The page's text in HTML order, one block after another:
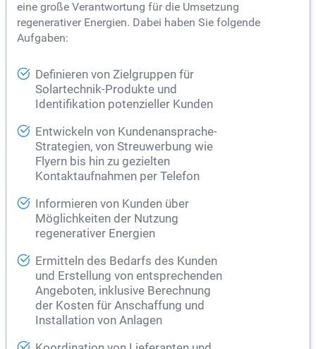
eine große Verantwortung für die Umsetzung
regenerativer Energien. Dabei haben Sie folgende
Aufgaben:
Definieren von Zielgruppen für
Solartechnik-Produkte und
Identifikation potenzieller Kunden
Entwickeln von Kundenansprache-
Strategien, von Streuwerbung wie
Flyern bis hin zu gezielten
Kontaktaufnahmen per Telefon
Informieren von Kunden über
Möglichkeiten der Nutzung
regenerativer Energien
Ermitteln des Bedarfs des Kunden
und Erstellung von entsprechenden
Angeboten, inklusive Berechnung
der Kosten für Anschaffung und
Installation von Anlagen